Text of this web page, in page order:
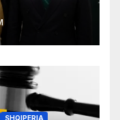
SHQIPERIA